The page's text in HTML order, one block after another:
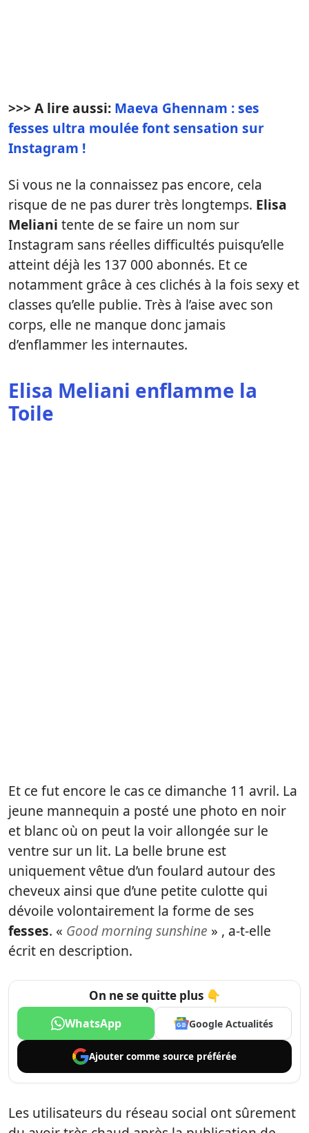
>>> A lire aussi: Maeva Ghennam : ses
fesses ultra moulée font sensation sur
Instagram !
Si vous ne la connaissez pas encore, cela
risque de ne pas durer très longtemps. Elisa
Meliani tente de se faire un nom sur
Instagram sans réelles difficultés puisqu’elle
atteint déjà les 137 000 abonnés. Et ce
notamment grâce à ces clichés à la fois sexy et
classes qu’elle publie. Très à l’aise avec son
corps, elle ne manque donc jamais
d’enflammer les internautes.
Elisa Meliani enflamme la
Toile
Et ce fut encore le cas ce dimanche 11 avril. La
jeune mannequin a posté une photo en noir
et blanc où on peut la voir allongée sur le
ventre sur un lit. La belle brune est
uniquement vêtue d’un foulard autour des
cheveux ainsi que d’une petite culotte qui
dévoile volontairement la forme de ses
fesses. « Good morning sunshine » , a-t-elle
écrit en description.
On ne se quitte plus 👇
WhatsApp Google Actualités
Ajouter comme source préférée
Les utilisateurs du réseau social ont sûrement